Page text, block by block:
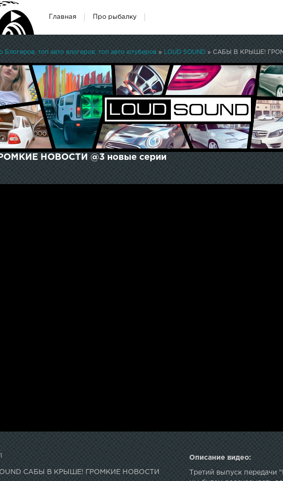
Главная Про рыбалку
Блогеров, топ авто влогеров, топ авто ютуберов» LOUD SOUND » САБЫ В КРЫШЕ!
НОВОСТИ @3 новые серии
Описание видео:
Третий выпуск передачи
SOUND САБЫ В КРЫШЕ! ГРОМКИЕ НОВОСТИ